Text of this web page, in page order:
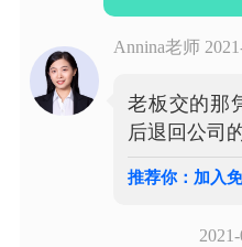
Annina老师
老板交的那
后退回公司
推荐你：加入